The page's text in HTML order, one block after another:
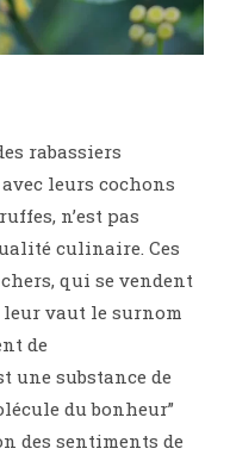
rabassiers
leurs cochons
n’est pas
culinaire. Ces
qui se vendent
leur vaut le surnom
de
une substance de
du bonheur”
des sentiments de